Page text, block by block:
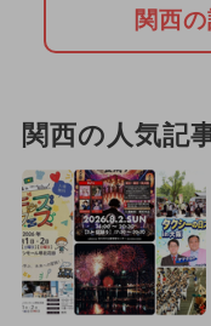
関西
関西の人気記